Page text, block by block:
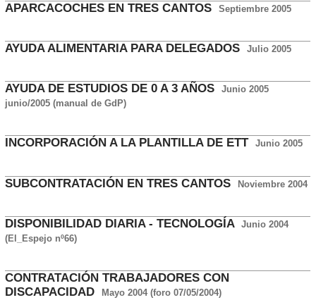
APARCACOCHES EN TRES CANTOS Septiembre 2005
AYUDA ALIMENTARIA PARA DELEGADOS Julio 2005
AYUDA DE ESTUDIOS DE 0 A 3 AÑOS
Junio 2005
junio/2005 (manual de GdP)
INCORPORACIÓN A LA PLANTILLA DE ETT Junio 2005
SUBCONTRATACIÓN EN TRES CANTOS Noviembre 2004
DISPONIBILIDAD DIARIA - TECNOLOGÍA Junio 2004
(El_Espejo nº66)
CONTRATACIÓN TRABAJADORES CON
DISCAPACIDAD
Mayo 2004 (foro 07/05/2004)